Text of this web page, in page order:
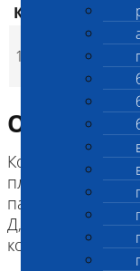
Код
119 Фосфор
Описание
Концентрация
плазме крови
Д, процессом
костным